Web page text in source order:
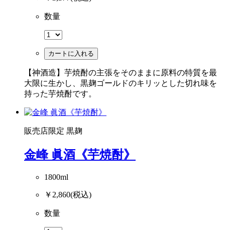
数量
カートに入れる
【神酒造】芋焼酎の主張をそのままに原料の特質を最
大限に生かし、黒麹ゴールドのキリッとした切れ味を
持った芋焼酎です。
販売店限定 黒麹
金峰 眞酒《芋焼酎》
1800ml
￥2,860(税込)
数量